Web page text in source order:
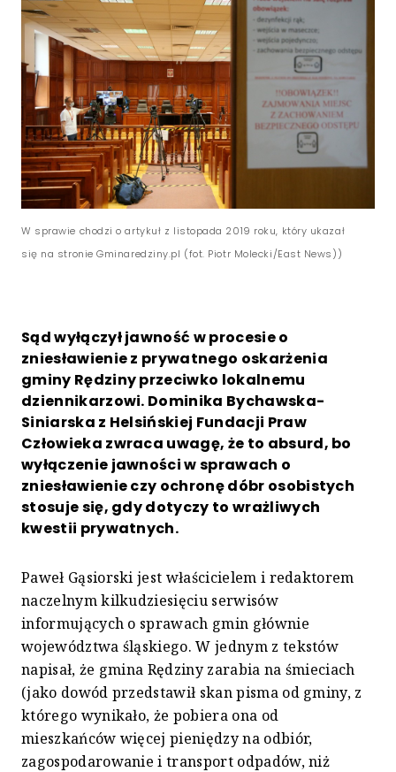
W sprawie chodzi o artykuł z listopada 2019 roku, który ukazał
się na stronie Gminaredziny.pl (fot. Piotr Molecki/East News))
Sąd wyłączył jawność w procesie o
zniesławienie z prywatnego oskarżenia
gminy Rędziny przeciwko lokalnemu
dziennikarzowi. Dominika Bychawska-
Siniarska z Helsińskiej Fundacji Praw
Człowieka zwraca uwagę, że to absurd, bo
wyłączenie jawności w sprawach o
zniesławienie czy ochronę dóbr osobistych
stosuje się, gdy dotyczy to wrażliwych
kwestii prywatnych.
Paweł Gąsiorski jest właścicielem i redaktorem
naczelnym kilkudziesięciu serwisów
informujących o sprawach gmin głównie
województwa śląskiego. W jednym z tekstów
napisał, że gmina Rędziny zarabia na śmieciach
(jako dowód przedstawił skan pisma od gminy, z
którego wynikało, że pobiera ona od
mieszkańców więcej pieniędzy na odbiór,
zagospodarowanie i transport odpadów, niż